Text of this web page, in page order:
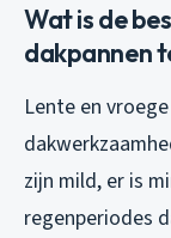
Wat is de
dakpannen
Lente en
zijn mild, er is
regenperiodes